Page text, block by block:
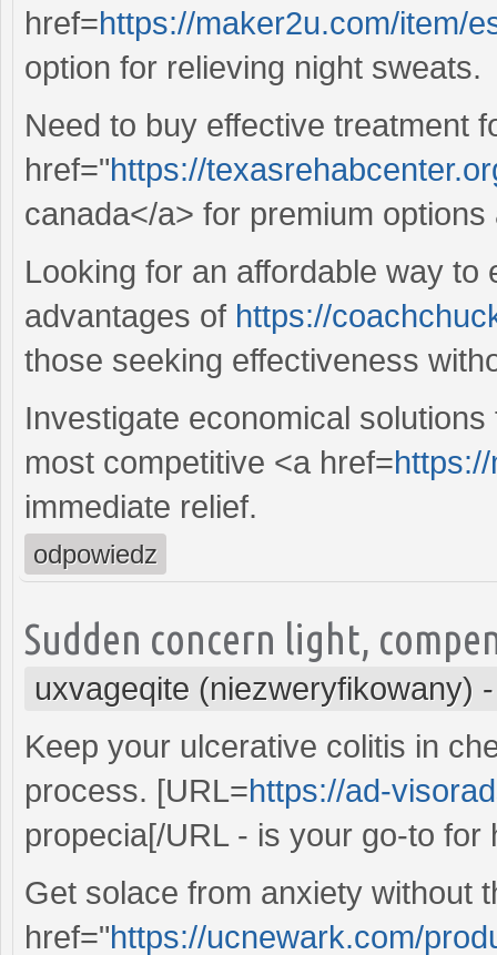
href=https://maker2u.com/item/
option for relieving night sweats.
Need to buy effective treatment
href="https://
canada</a> for premium
Looking for an affordable way
advantages of https://
those seeking effectiveness
Investigate economical
most competitive <a href=
immediate relief.
odpowiedz
Sudden concern light,
uxvageqite (niezweryfikowany)
Keep your ulcerative colitis in
process. [URL=https://ad-
propecia[/URL - is your go-to
Get solace from anxiety without
href="https://ucnewark.com/